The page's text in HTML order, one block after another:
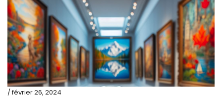
juin 2020
mai 2020
mars 2020
février 2020
décembre 2019
/ février 26, 2024